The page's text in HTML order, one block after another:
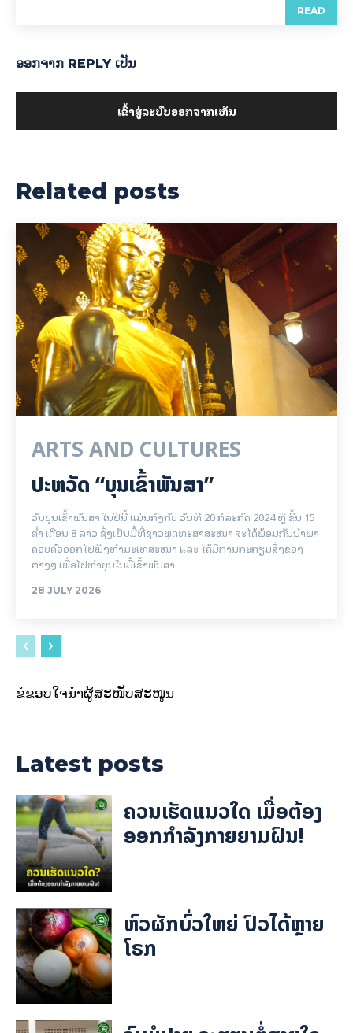
READ
ອອກ​ຈາກ REPLY ເປັນ
ເຂົ້າ​ສູ່​ລະ​ບົບ​ອອກ​ຈາກ​ເຫັນ
Related posts
ARTS AND CULTURES
ປະຫວັດ “ບຸນເຂົ້າພັນສາ”
ວັນບຸນເຂົ້າພັນສາ ໃນປີນີ້ ແມ່ນກົງກັບ ວັນທີ 20 ກໍລະກົດ 2024 ຫຼື ຂຶ້ນ 15
ຄໍ່າ ເດືອນ 8 ລາວ ຊຶ່ງເປັນມື້ທີ່ຊາວພຸດທະສາສະໜາ ຈະໄດ້ພ້ອມກັນນຳພາ
ຄອບຄົວອອກໄປຟັງທຳມະເທສະໜາ ແລະ ໄດ້ມີການກະກຽມສິ່ງຂອງ
ຕ່າງໆ ເພື່ອໄປທຳບຸນໃນມື້ເຂົ້າພັນສາ
28 JULY 2026
ຂໍຂອບໃຈນຳຜູ້ສະໜັບສະໜູນ
Latest posts
ຄວນເຮັດແນວໃດ ເມື່ອຕ້ອງ
ອອກກຳລັງກາຍຍາມຝົນ!
ຫົວຜັກບົ່ວໃຫຍ່ ປົວໄດ້ຫຼາຍ
ໂຣກ